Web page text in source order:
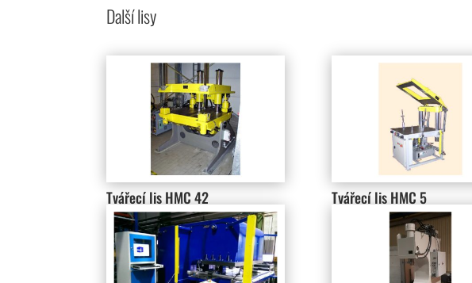
Další lisy
Tvářecí lis HMC 42 Tvářecí lis HMC 5